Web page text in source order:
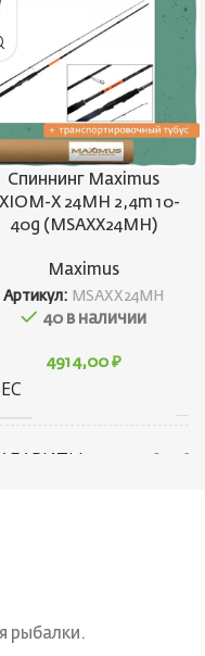
Спиннинг Maximus
X 24MH 2,4m 10-
40g (MSAXX24MH)
Maximus
Артикул: MSAXX24MH
40 в наличии
4914,00 ₽
рыбалки.